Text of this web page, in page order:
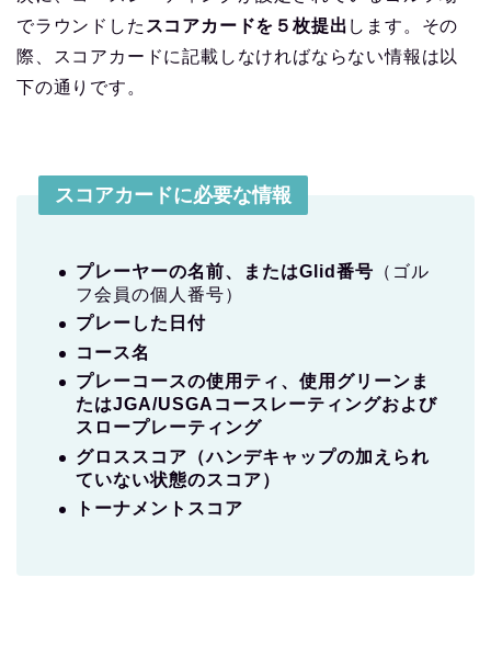
でラウンドした スコアカードを５枚提出 します。その
際、スコアカードに記載しなければならない情報は以
下の通りです。
スコアカードに必要な情報
プレーヤーの名前、またはGlid番号 （ゴル
フ会員の個人番号）
プレーした日付
コース名
プレーコースの使用ティ、使用グリーンま
たはJGA/USGAコースレーティングおよび
スロープレーティング
グロススコア（ハンデキャップの加えられ
ていない状態のスコア）
トーナメントスコア